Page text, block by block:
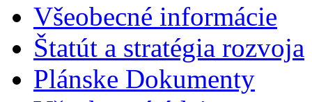
Všeobecné informácie
Štatút a stratégia rozvoja
Plánske Dokumenty